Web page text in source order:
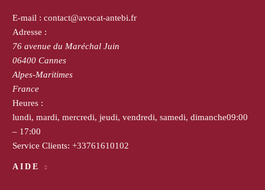
E-mail : contact@avocat-antebi.fr
Adresse :
76 avenue du Maréchal Juin
06400 Cannes
Alpes-Maritimes
France
Heures :
lundi, mardi, mercredi, jeudi, vendredi, samedi, dimanche09:00
– 17:00
Service Clients: +33761610102
AIDE